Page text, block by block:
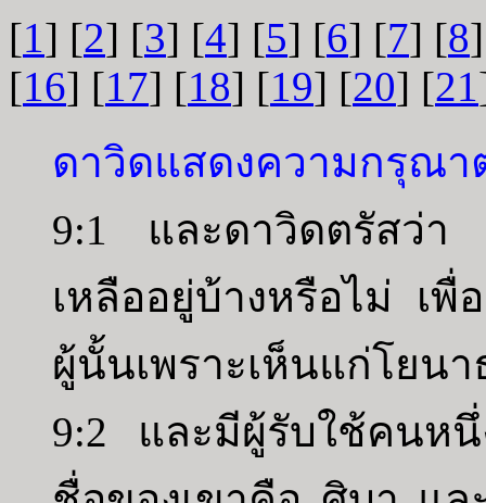
[1] [2] [3] [4] [5] [6] [7] [8
[16] [17] [18] [19] [20] [21
ดาวิดแสดงความกรุณา
9:1 และดาวิดตรัสว่า
เหลืออยู่บ้างหรือไม่ เพื่
ผู้นั้นเพราะเห็นแก่โยนา
9:2 และมีผู้รับใช้คนห